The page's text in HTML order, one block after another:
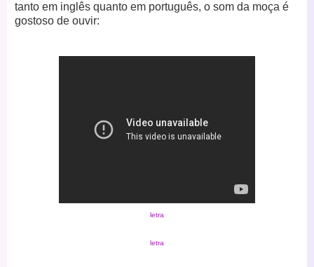
tanto em inglês quanto em português, o som da moça é
gostoso de ouvir:
letra
letra